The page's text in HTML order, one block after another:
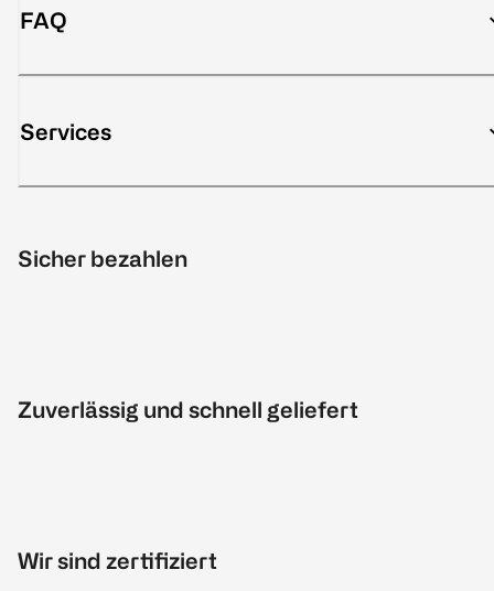
FAQ
Services
Sicher bezahlen
Zuverlässig und schnell geliefert
Wir sind zertifiziert